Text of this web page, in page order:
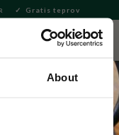
About
Gratis teprov